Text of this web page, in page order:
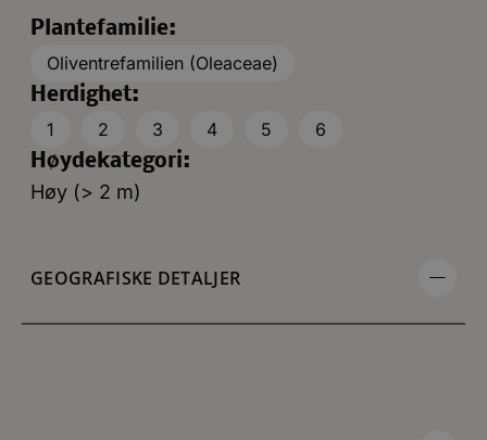
Plantefamilie:
Oliventrefamilien (Oleaceae)
Herdighet:
1
2 3 4 5
6
Høydekategori:
Høy (> 2 m)
GEOGRAFISKE DETALJER